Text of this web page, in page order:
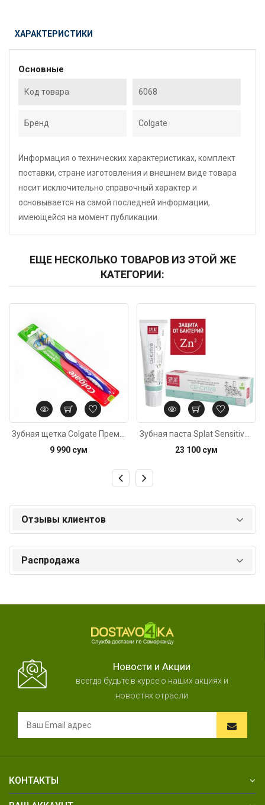
ХАРАКТЕРИСТИКИ
Основные
Код товара 6068
Бренд Colgate
Информация о технических характеристиках, комплект
поставки, стране изготовления и внешнем виде товара
носит исключительно справочный характер и
основывается на самой последней информации,
имеющейся на момент публикации.
ЕЩЕ НЕСКОЛЬКО ТОВАРОВ ИЗ ЭТОЙ ЖЕ
КАТЕГОРИИ:
9 990 сум
23 100 сум
Отзывы клиентов
Распродажа
Новости и Акции
всегда будьте в курсе о наших акциях и
новостях отрасли
КОНТАКТЫ